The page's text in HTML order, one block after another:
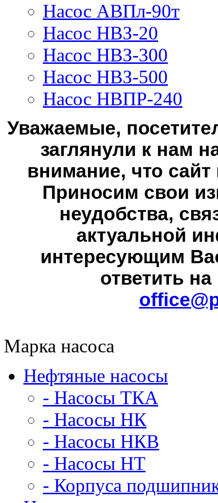
Насос АВПл-90т
Насос НВЗ-20
Насос НВЗ-300
Насос НВЗ-500
Насос НВПР-240
Уважаемые,
заглянули к нам
внимание, что сайт
Приносим свои
неудобства,
актуальной
интересующим
ответить
Марка насоса
Нефтяные насосы
- Насосы ТКА
- Насосы НК
- Насосы НКВ
- Насосы НТ
- Корпуса